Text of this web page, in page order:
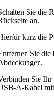
Sie die
an.
kurz die
Sie die
Sie Ihr
A-Kabel mit